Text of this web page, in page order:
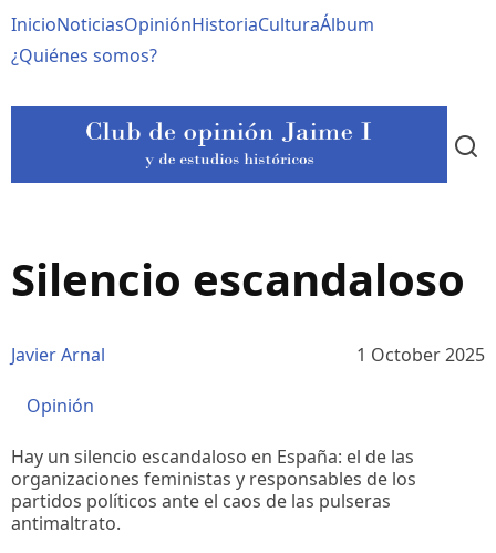
al
contenido
Navegación
principal
InicioNoticiasOpiniónHistoriaCulturaÁlbum
¿Quiénes somos?
Silencio escandaloso
Javier Arnal 1 October 2025
Opinión
Hay un silencio escandaloso en España: el de las
organizaciones feministas y responsables de los
partidos políticos ante el caos de las pulseras
antimaltrato.